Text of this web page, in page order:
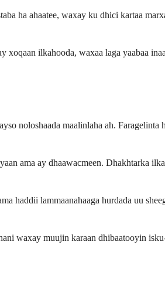
ha ahaatee, waxay ku dhici kartaa
xoqaan ilkahooda, waxaa laga yaabaa
noloshaada maalinlaha ah. Faragelinta
ama ay dhaawacmeen. Dhakhtarka
haddii lammaanahaaga hurdada uu
waxay muujin karaan dhibaatooyin